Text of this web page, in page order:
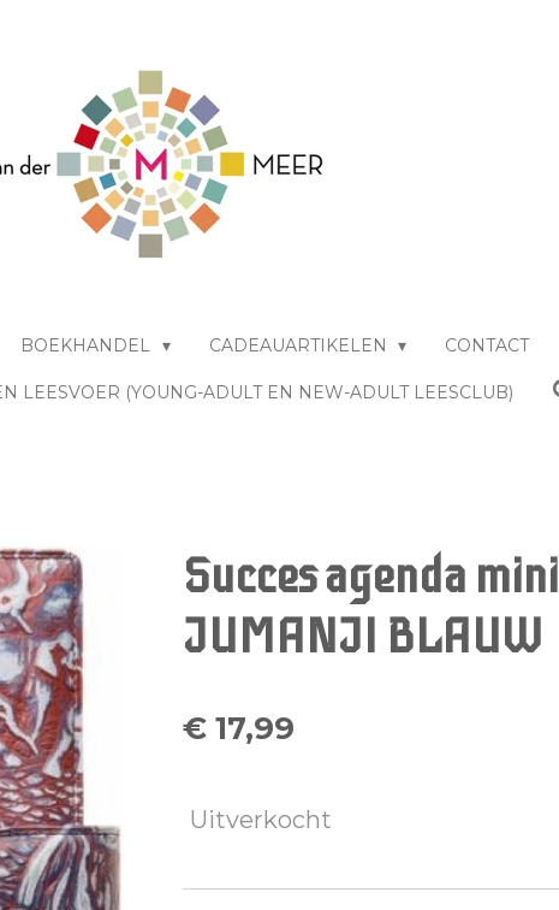
BOEKHANDEL CADEAUARTIKELEN CONTACT
LEESVOER (YOUNG-ADULT EN NEW-ADULT LEESCLUB)
Succes agenda mini
JUMANJI BLAUW
€ 17,99
Uitverkocht